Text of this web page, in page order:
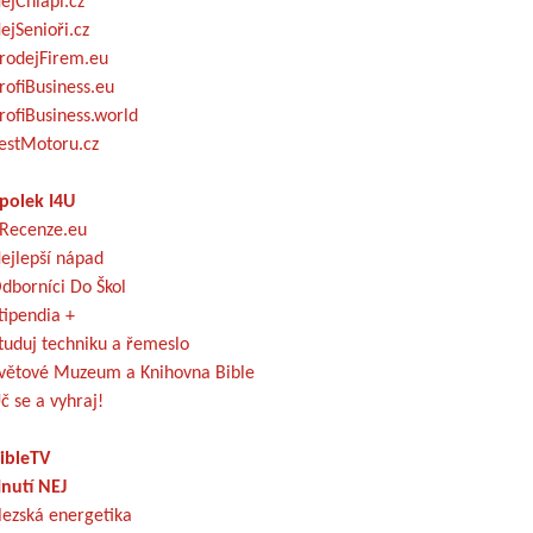
I4U
nápad
Do Škol
+
techniku a řemeslo
Muzeum a Knihovna Bible
se a vyhraj!
NEJ
energetika